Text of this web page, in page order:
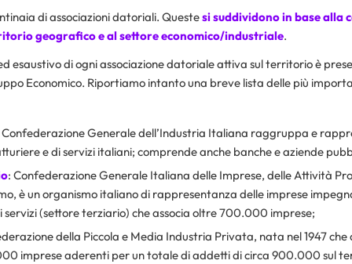
di associazioni datoriali. Questesi suddividono in base alla
geografico e al settore economico/industriale.
esaustivo di ogni associazione datoriale attiva sul territorio è
Economico. Riportiamo intanto una breve lista delle più
Generale dell’Industria Italiana raggruppa e
e di servizi italiani; comprende anche banche e aziende
: Confederazione Generale Italiana delle Imprese, delle Attività
è un organismo italiano di rappresentanza delle imprese
servizi (settore terziario) che associa oltre 700.000 imprese;
della Piccola e Media Industria Privata, nata nel 1947 che
imprese aderenti per un totale di addetti di circa 900.000 sul